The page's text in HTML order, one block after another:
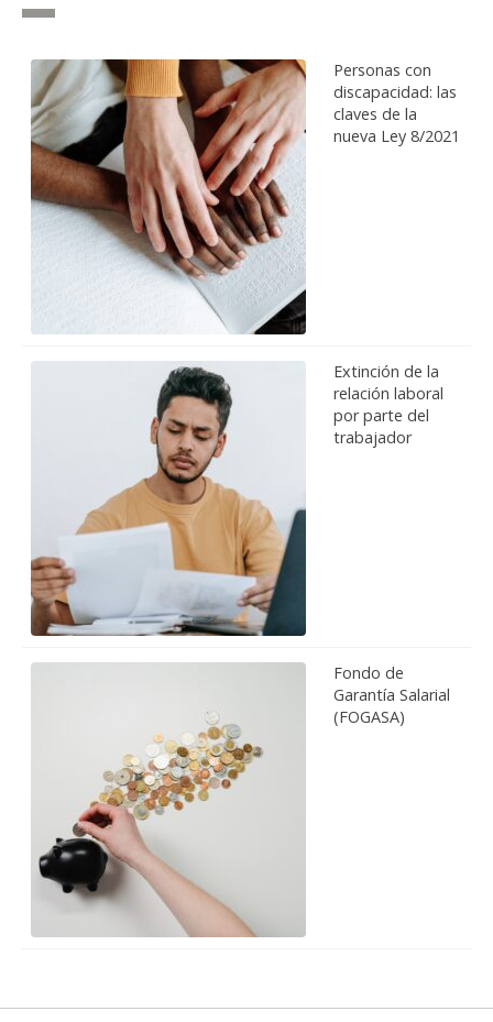
Personas con
discapacidad: las
claves de la
nueva Ley 8/2021
Extinción de la
relación laboral
por parte del
trabajador
Fondo de
Garantía Salarial
(FOGASA)